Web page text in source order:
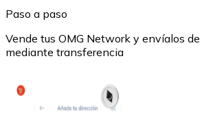
Paso a paso
Vende tus OMG Network y envíalos
mediante transferencia